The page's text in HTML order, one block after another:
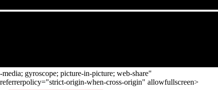
-media; gyroscope; picture-in-picture; web-share"
referrerpolicy="strict-origin-when-cross-origin" allowfullscreen>